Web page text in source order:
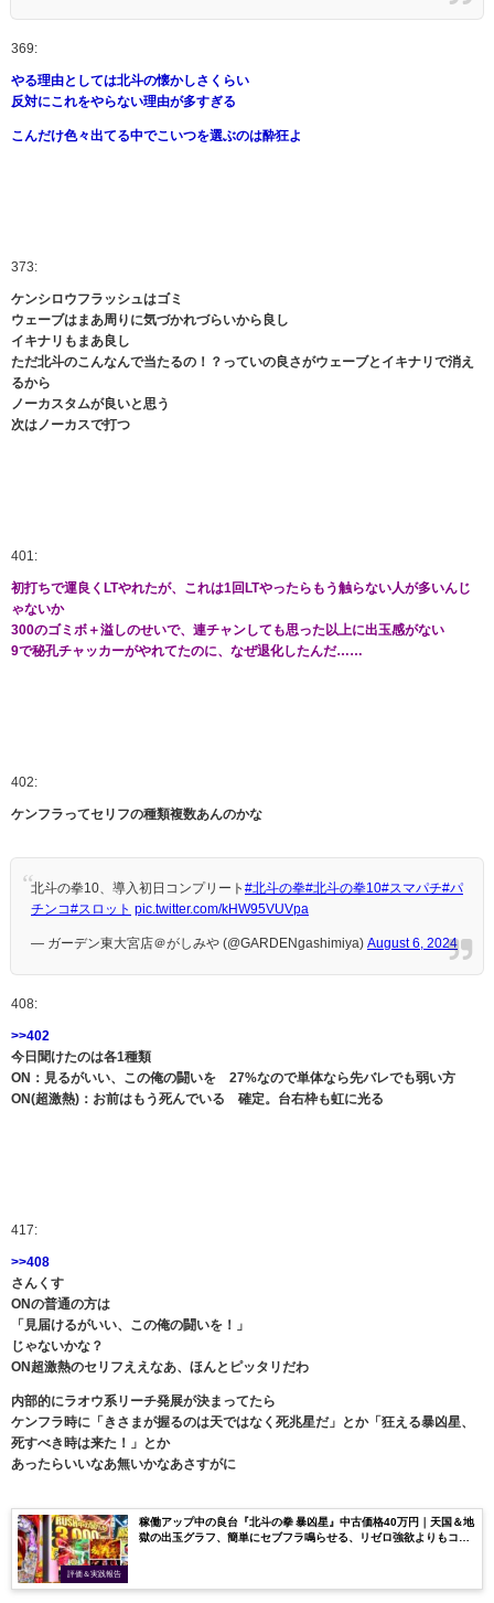
369:
やる理由としては北斗の懐かしさくらい
反対にこれをやらない理由が多すぎる
こんだけ色々出てる中でこいつを選ぶのは酔狂よ
373:
ケンシロウフラッシュはゴミ
ウェーブはまあ周りに気づかれづらいから良し
イキナリもまあ良し
ただ北斗のこんなんで当たるの！？っていの良さがウェーブとイキナリで消え
るから
ノーカスタムが良いと思う
次はノーカスで打つ
401:
初打ちで運良くLTやれたが、これは1回LTやったらもう触らない人が多いんじ
ゃないか
300のゴミボ＋溢しのせいで、連チャンしても思った以上に出玉感がない
9で秘孔チャッカーがやれてたのに、なぜ退化したんだ……
402:
ケンフラってセリフの種類複数あんのかな
北斗の拳10、導入初日コンプリート #北斗の拳#北斗の拳10#スマパチ#パ
チンコ#スロット pic.twitter.com/kHW95VUVpa
— ガーデン東大宮店＠がしみや (@GARDENgashimiya) August 6, 2024
408:
>>402
今日聞けたのは各1種類
ON：見るがいい、この俺の闘いを 27%なので単体なら先バレでも弱い方
ON(超激熱)：お前はもう死んでいる 確定。台右枠も虹に光る
417:
>>408
さんくす
ONの普通の方は
「見届けるがいい、この俺の闘いを！」
じゃないかな？
ON超激熱のセリフええなあ、ほんとピッタリだわ
内部的にラオウ系リーチ発展が決まってたら
ケンフラ時に「きさまが握るのは天ではなく死兆星だ」とか「狂える暴凶星、
死すべき時は来た！」とか
あったらいいなあ無いかなあさすがに
評価＆実践報告
稼働アップ中の良台『北斗の拳 暴凶星』中古価格40万円｜天国＆地
獄の出玉グラフ、簡単にセブフラ鳴らせる、リゼロ強欲よりもコ